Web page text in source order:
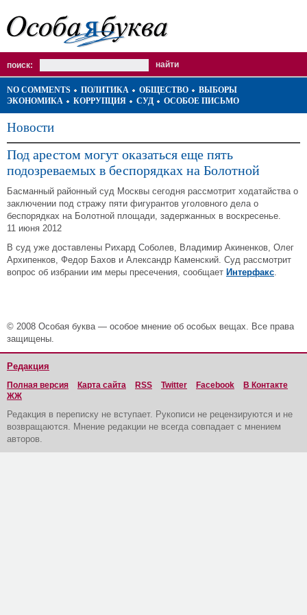
поиск:
NO COMMENTS ПОЛИТИКА ОБЩЕСТВО
ВЫБОРЫ
ЭКОНОМИКА
КОРРУПЦИЯ СУД ОСОБОЕ ПИСЬМО
Новости
Под арестом могут оказаться еще пять
подозреваемых в беспорядках на Болотной
Басманный районный суд Москвы сегодня рассмотрит ходатайства о
заключении под стражу пяти фигурантов уголовного дела о
беспорядках на Болотной площади, задержанных в воскресенье.
11 июня 2012
В суд уже доставлены Рихард Соболев, Владимир Акиненков, Олег
Архипенков, Федор Бахов и Александр Каменский. Суд рассмотрит
вопрос об избрании им меры пресечения, сообщает Интерфакс.
© 2008 Особая буква — особое мнение об особых вещах. Все права
защищены.
Редакция
Полная версия Карта сайта RSS Twitter Facebook
В Контакте
ЖЖ
Редакция в переписку не вступает. Рукописи не рецензируются и не
возвращаются. Мнение редакции не всегда совпадает с мнением
авторов.